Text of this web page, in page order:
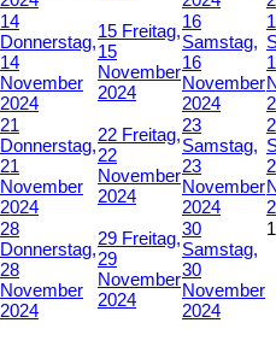
14
Donnerstag,
14
November
2024
15 Freitag,
15
November
2024
16
Samstag,
16
November
2024
21
Donnerstag,
21
November
2024
22 Freitag,
22
November
2024
23
Samstag,
23
November
2024
28
Donnerstag,
28
November
2024
29 Freitag,
29
November
2024
30
Samstag,
30
November
2024
1